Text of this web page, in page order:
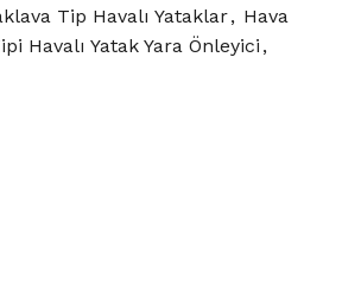
Tip Havalı Yataklar, Hava
Havalı Yatak Yara Önleyici ,